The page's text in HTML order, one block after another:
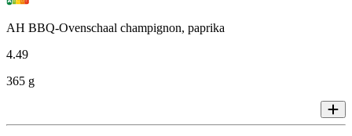
AH BBQ-Ovenschaal champignon, paprika
4.49
365 g